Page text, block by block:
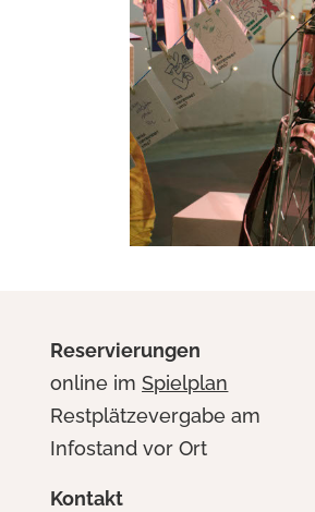
Reservierungen
online imSpielplan
Restplätzevergabe am
Infostand vor Ort
Kontakt